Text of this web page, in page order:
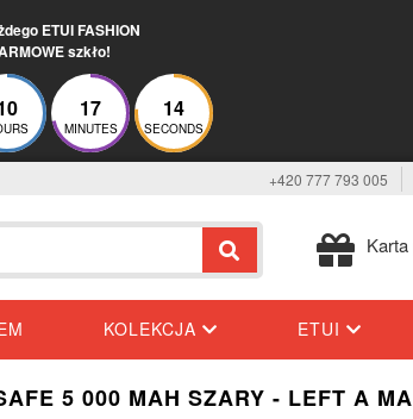
ETUI FASHION
szkło!
17
MINUTES
14
SECONDS
+420 777 793 005
KOLEKCJA ETUI
5 000 MAH SZARY - LEFT A